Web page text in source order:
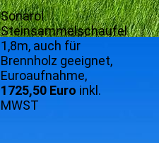
Sonarol
Steinsammelschaufel
1,8m, auch für
Brennholz geeignet,
Euroaufnahme,
1725,50 Euro inkl.
MWST